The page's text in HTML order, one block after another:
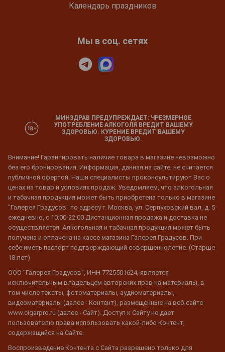
Календарь праздников
Мы в соц. сетях
МИНЗДРАВ ПРЕДУПРЕЖДАЕТ: ЧРЕЗМЕРНОЕ
УПОТРЕБЛЕНИЕ АЛКОГОЛЯ ВРЕДИТ ВАШЕМУ
ЗДОРОВЬЮ. КУРЕНИЕ ВРЕДИТ ВАШЕМУ
ЗДОРОВЬЮ.
Внимание! Гарантировать наличие товара в магазине невозможно
без его бронирования. Информация, данная на сайте, не считается
публичной офертой. Наши специалисты проконсультируют Вас о
ценах на товар и условиях продаж. Уведомляем, что алкогольная
и табачная продукция может быть приобретена только в магазине
"Галерея Градусов" по адресу г. Москва, ул. Серпуховский вал, д. 5
ежедневно, с 10:00-22:00 Дистанционная продажа и доставка не
осуществляется. Алкогольная и табачная продукция может быть
получена и оплачена на кассе магазина Галерея Градусов. При
себе иметь паспорт подтверждающий совершеннолетие. (Старше
18 лет)
ООО "Галерея Градусов", ИНН 7725501624, является
исключительным владельцем авторских прав на материалы, в
том числе тексты, фотоматериалы, аудиоматериалы,
видеоматериалы (далее - Контент), размещенные на веб-сайте
www.cigarpro.ru (далее - Сайт). Доступ к Сайту не дает
пользователю права использовать какой-либо Контент,
содержащийся на Сайте.
Воспроизведение Контента с Сайта разрешено только для